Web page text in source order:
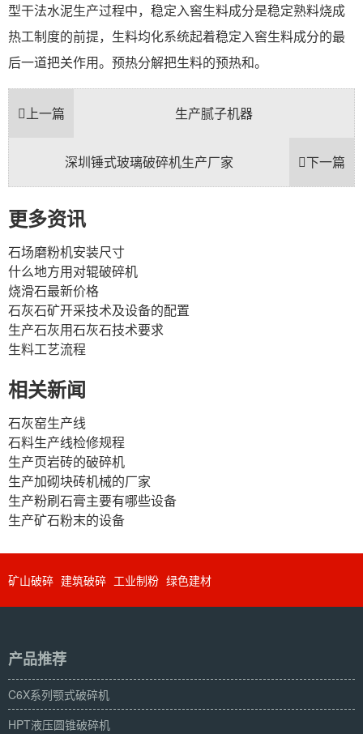
型干法水泥生产过程中，稳定入窖生料成分是稳定熟料烧成
热工制度的前提，生料均化系统起着稳定入窖生料成分的最
后一道把关作用。预热分解把生料的预热和。
上一篇 生产腻子机器
下一篇
深圳锤式玻璃破碎机生产厂家
更多资讯
石场磨粉机安装尺寸
什么地方用对辊破碎机
烧滑石最新价格
石灰石矿开采技术及设备的配置
生产石灰用石灰石技术要求
生料工艺流程
相关新闻
石灰窑生产线
石料生产线检修规程
生产页岩砖的破碎机
生产加砌块砖机械的厂家
生产粉刷石膏主要有哪些设备
生产矿石粉末的设备
矿山破碎 建筑破碎 工业制粉 绿色建材
产品推荐
C6X系列颚式破碎机
HPT液压圆锥破碎机